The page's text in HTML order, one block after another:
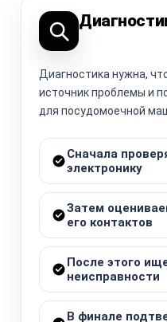
Диагностика нужна,
источник проблемы и
для посудомоечной
Сначала
электронику
Затем
его контактов
После этого
неисправности
В финале